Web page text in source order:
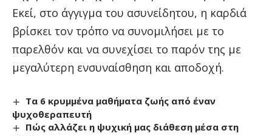
Εκεί, στο άγγιγμα του ασυνείδητου, η καρδιά
βρίσκει τον τρόπο να συνομιλήσει με το
παρελθόν και να συνεχίσει το παρόν της με
μεγαλύτερη ενσυναίσθηση και αποδοχή.
Τα 6 κρυμμένα μαθήματα ζωής από έναν
ψυχοθεραπευτή
Πώς αλλάζει η ψυχική μας διάθεση μέσα στη